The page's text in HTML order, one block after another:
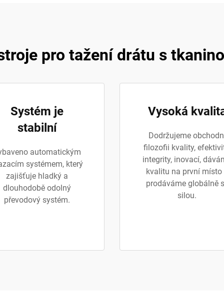
pro tažení drátu s
Systém je
stabilní
automatickým
systémem, který
zajišťuje hladký a
dlouhodobě odolný
převodový systém.
Vysoká
Dodržujeme
filozofii kvality,
integrity, inovací,
kvalitu na první místo
prodáváme globálně
silou.